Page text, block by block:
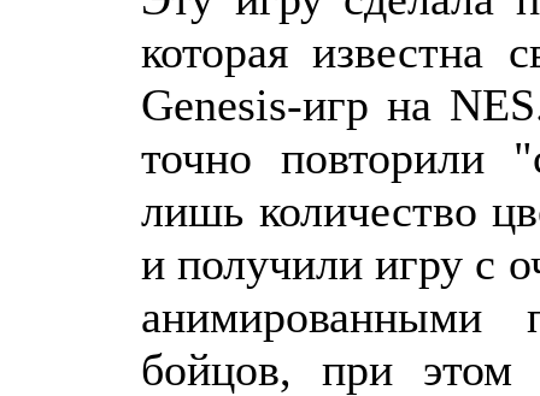
которая известна
Genesis-игр на
точно повторили
лишь количество
и получили игру с
бойцов, при этом